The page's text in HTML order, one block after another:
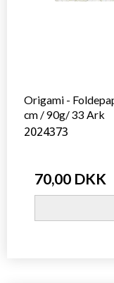
Origami -
cm / 90g/ 33 Ark
2024373
70,00 DKK